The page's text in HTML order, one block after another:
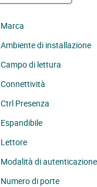
Marca
Ambiente di installazione
Campo di lettura
Connettività
Ctrl Presenza
Espandibile
Lettore
Modalità di autenticazione
Numero di porte